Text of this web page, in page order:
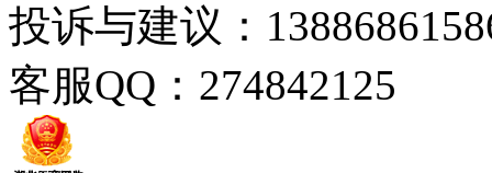
投诉与建议：
客服QQ：274842125